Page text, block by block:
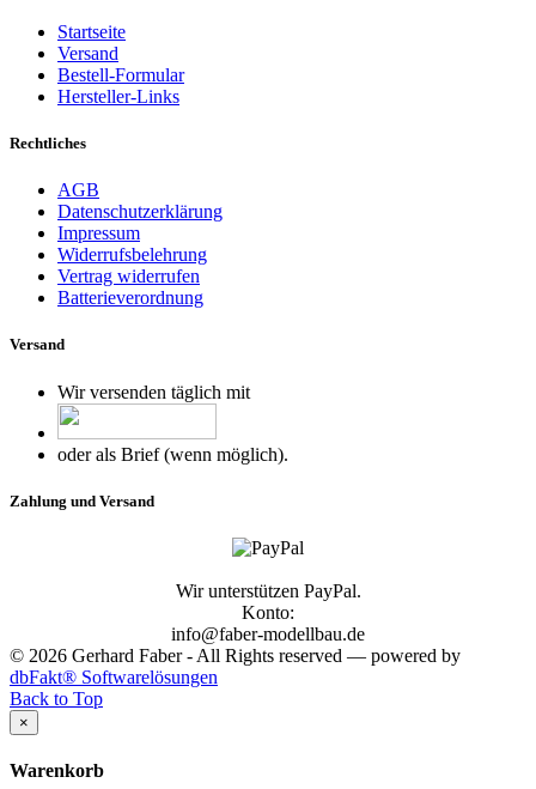
Startseite
Versand
Bestell-Formular
Hersteller-Links
Rechtliches
AGB
Datenschutzerklärung
Impressum
Widerrufsbelehrung
Vertrag widerrufen
Batterieverordnung
Versand
Wir versenden täglich mit
oder als Brief (wenn möglich).
Zahlung und Versand
Wir unterstützen PayPal.
Konto:
info@faber-modellbau.de
© 2026 Gerhard Faber - All Rights reserved — powered by
dbFakt® Softwarelösungen
Back to Top
×
Warenkorb